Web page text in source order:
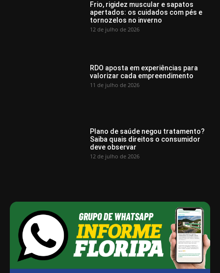
Frio, rigidez muscular e sapatos
apertados: os cuidados com pés e
tornozelos no inverno
12 de julho de 2026
RDO aposta em experiências para
valorizar cada empreendimento
11 de julho de 2026
Plano de saúde negou tratamento?
Saiba quais direitos o consumidor
deve observar
12 de julho de 2026